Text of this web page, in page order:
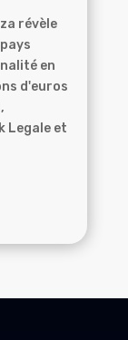
révèle
en
d'euros
Legale et